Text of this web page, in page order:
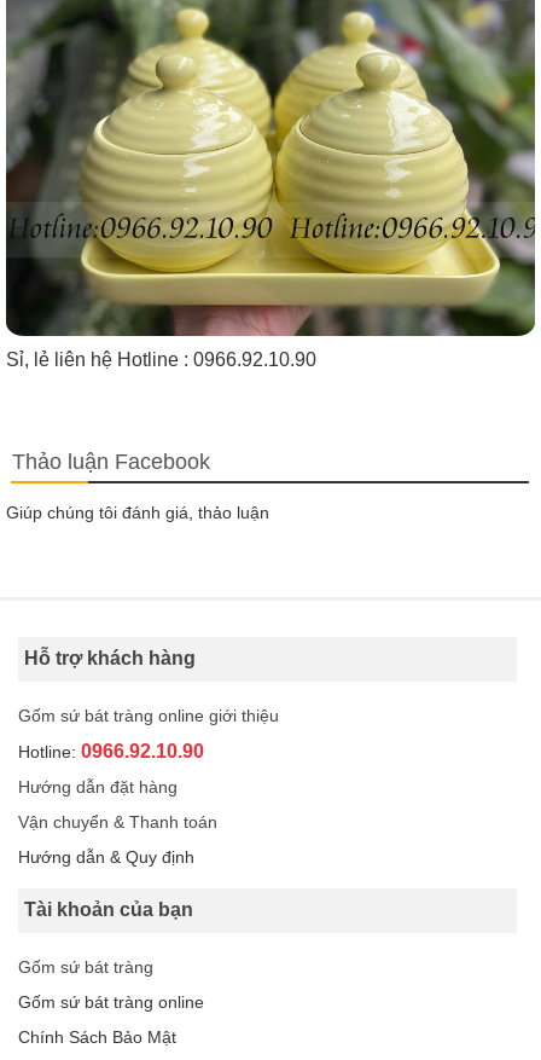
Sỉ, lẻ liên hệ Hotline : 0966.92.10.90
Thảo luận Facebook
Giúp chúng tôi đánh giá, thảo luận
Hỗ trợ khách hàng
Gốm sứ bát tràng online giới thiệu
Hotline: 0966.92.10.90
Hướng dẫn đặt hàng
Vận chuyển & Thanh toán
Hướng dẫn & Quy định
Tài khoản của bạn
Gốm sứ bát tràng
Gốm sứ bát tràng online
Chính Sách Bảo Mật